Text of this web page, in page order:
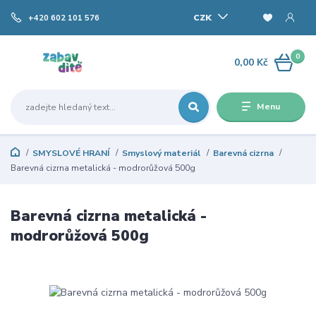
Menu
CZK
+420 602 101 576
0
0,00 Kč
SMYSLOVÉ HRANÍ Smyslový materiál
Barevná cizrna
Barevná cizrna metalická - modrorůžová 500g
Barevná cizrna metalická -
modrorůžová 500g